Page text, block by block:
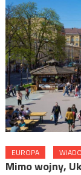
EUROPA
Mimo wojny,